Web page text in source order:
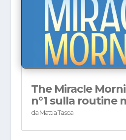
The Miracle
n°1 sulla routine
daMattia Tasca